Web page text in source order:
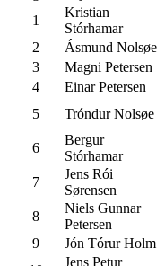
1
Kristian
Stórhamar
2
Ásmund Nolsøe
3
Magni Petersen
4
Einar Petersen
5
Tróndur Nolsøe
6
Bergur
Stórhamar
7
Jens Rói
Sørensen
8
Niels Gunnar
Petersen
9
Jón Tórur Holm
Jens Petur